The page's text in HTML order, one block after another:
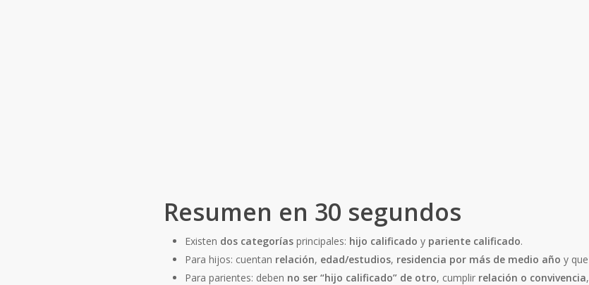
Resumen en 30 segundos
Existen dos categorías principales: hijo calificado y pariente calificado.
Para hijos: cuentan relación, edad/estudios, residencia por más de medio año y que
Para parientes: deben no ser “hijo calificado” de otro, cumplir relación o convivencia,